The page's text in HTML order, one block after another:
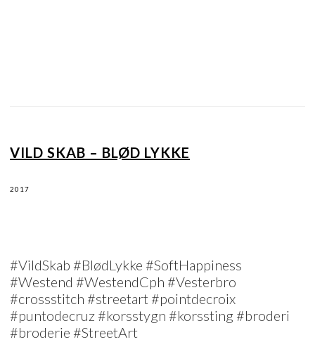
VILD SKAB – BLØD LYKKE
2017
#VildSkab #BlødLykke #SoftHappiness
#Westend #WestendCph #Vesterbro
#crossstitch #streetart #pointdecroix
#puntodecruz #korsstygn #korssting #broderi
#broderie #StreetArt